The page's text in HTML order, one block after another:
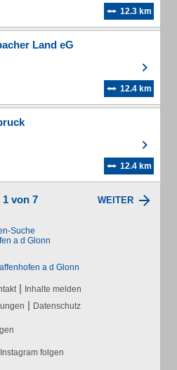
12.3 km
Land eG
12.4 km
12.4 km
1 von 7 WEITER
Suche
a d Glonn
a d Glonn
| Inhalte melden
| Datenschutz
folgen